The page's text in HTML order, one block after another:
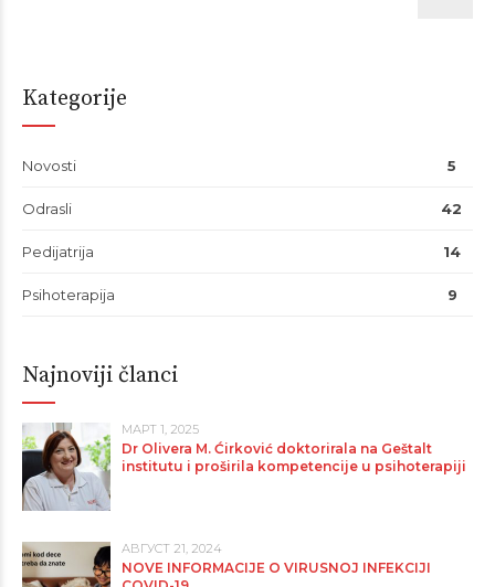
Kategorije
Novosti 5
Odrasli 42
Pedijatrija 14
Psihoterapija 9
Najnoviji članci
МАРТ 1, 2025
Dr Olivera M. Ćirković doktorirala na Geštalt
institutu i proširila kompetencije u psihoterapiji
АВГУСТ 21, 2024
NOVE INFORMACIJE O VIRUSNOJ INFEKCIJI